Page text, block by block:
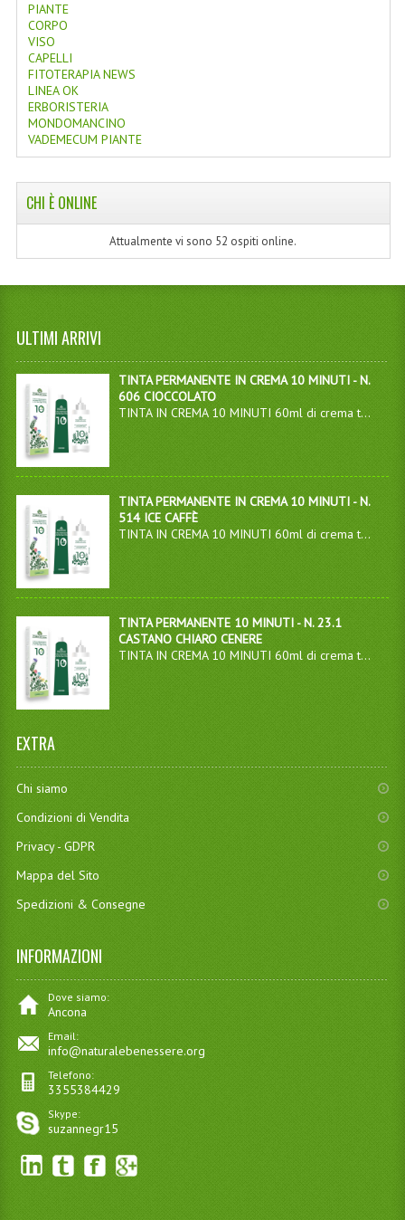
PIANTE
CORPO
VISO
CAPELLI
FITOTERAPIA NEWS
LINEA OK
ERBORISTERIA
MONDOMANCINO
VADEMECUM PIANTE
CHI È ONLINE
Attualmente vi sono 52 ospiti online.
ULTIMI ARRIVI
TINTA PERMANENTE IN CREMA 10 MINUTI - N.
606 CIOCCOLATO
TINTA IN CREMA 10 MINUTI 60ml di crema t...
TINTA PERMANENTE IN CREMA 10 MINUTI - N.
514 ICE CAFFÈ
TINTA IN CREMA 10 MINUTI 60ml di crema t...
TINTA PERMANENTE 10 MINUTI - N. 23.1
CASTANO CHIARO CENERE
TINTA IN CREMA 10 MINUTI 60ml di crema t...
EXTRA
Chi siamo
Condizioni di Vendita
Privacy - GDPR
Mappa del Sito
Spedizioni & Consegne
INFORMAZIONI
Dove siamo:
Ancona
Email:
info@naturalebenessere.org
Telefono:
3355384429
Skype:
suzannegr15